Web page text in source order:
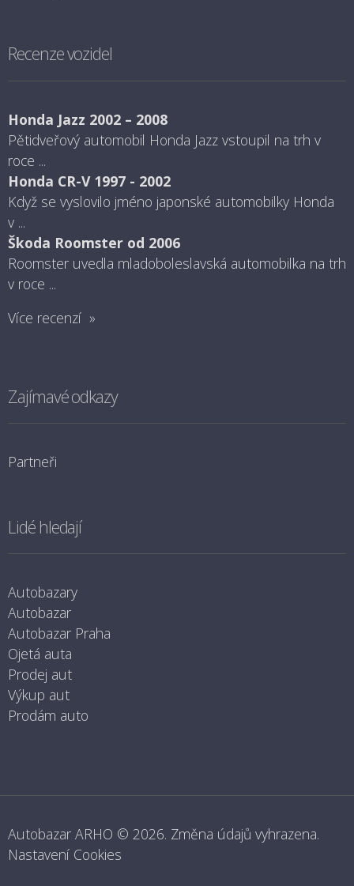
Recenze vozidel
Honda Jazz 2002 – 2008
Pětidveřový automobil Honda Jazz vstoupil na trh v
roce ...
Honda CR-V 1997 - 2002
Když se vyslovilo jméno japonské automobilky Honda
v ...
Škoda Roomster od 2006
Roomster uvedla mladoboleslavská automobilka na trh
v roce ...
Více recenzí »
Zajímavé odkazy
Partneři
Lidé hledají
Autobazary
Autobazar
Autobazar Praha
Ojetá auta
Prodej aut
Výkup aut
Prodám auto
Autobazar ARHO © 2026. Změna údajů vyhrazena.
Nastavení Cookies